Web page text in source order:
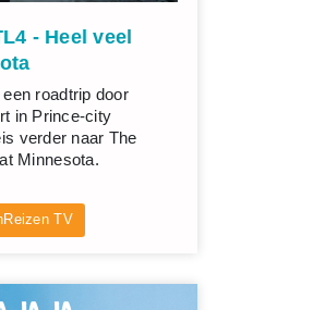
- Heel veel
roadtrip door
in Prince-city
verder naar The
Minnesota.
TV